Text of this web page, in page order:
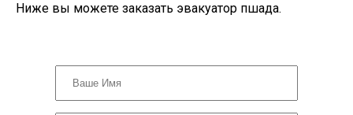
Ниже вы можете заказать эвакуатор пшада.